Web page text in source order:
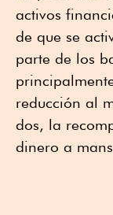
activos
de que se
parte de los
reducción al
dos, la
dinero a